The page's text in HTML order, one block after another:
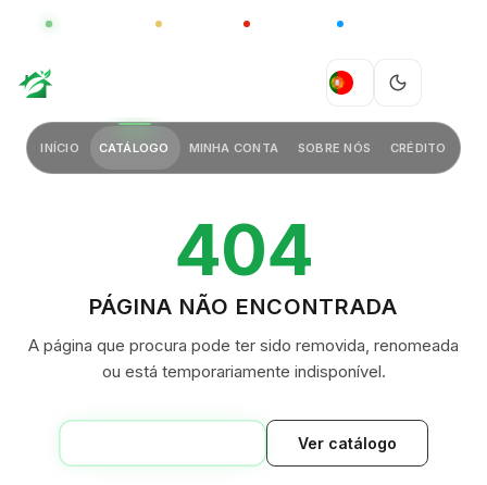
GLOBAL CHINA
PT
INÍCIO CATÁLOGO MINHA CONTA SOBRE NÓS CRÉDITO
404
PÁGINA NÃO ENCONTRADA
A página que procura pode ter sido removida, renomeada
ou está temporariamente indisponível.
Ver catálogo